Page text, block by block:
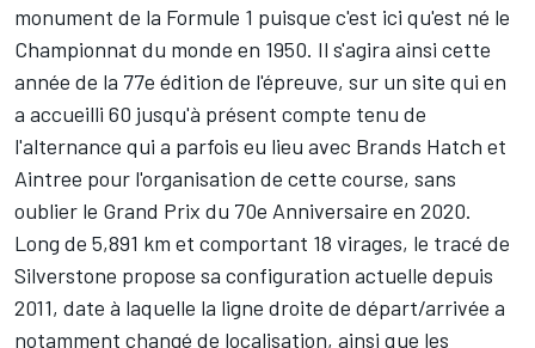
monument de la Formule 1 puisque c'est ici qu'est né le
Championnat du monde en 1950. Il s'agira ainsi cette
année de la 77e édition de l'épreuve, sur un site qui en
a accueilli 60 jusqu'à présent compte tenu de
l'alternance qui a parfois eu lieu avec Brands Hatch et
Aintree pour l'organisation de cette course, sans
oublier le Grand Prix du 70e Anniversaire en 2020.
Long de 5,891 km et comportant 18 virages, le tracé de
Silverstone propose sa configuration actuelle depuis
2011, date à laquelle la ligne droite de départ/arrivée a
notamment changé de localisation, ainsi que les